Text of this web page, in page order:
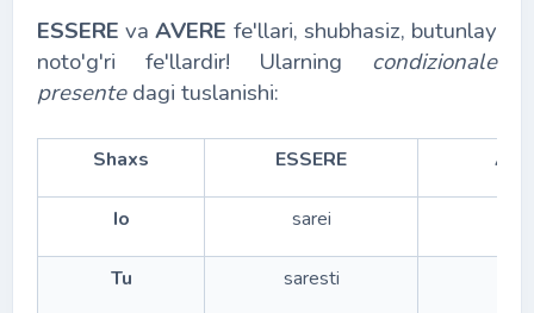
ESSERE vaAVERE fe'llari, shubhasiz, butunlay
noto'g'ri fe'llardir! Ularning condizionale
presentedagi tuslanishi:
Shaxs ESSERE
Io sarei
Tu saresti